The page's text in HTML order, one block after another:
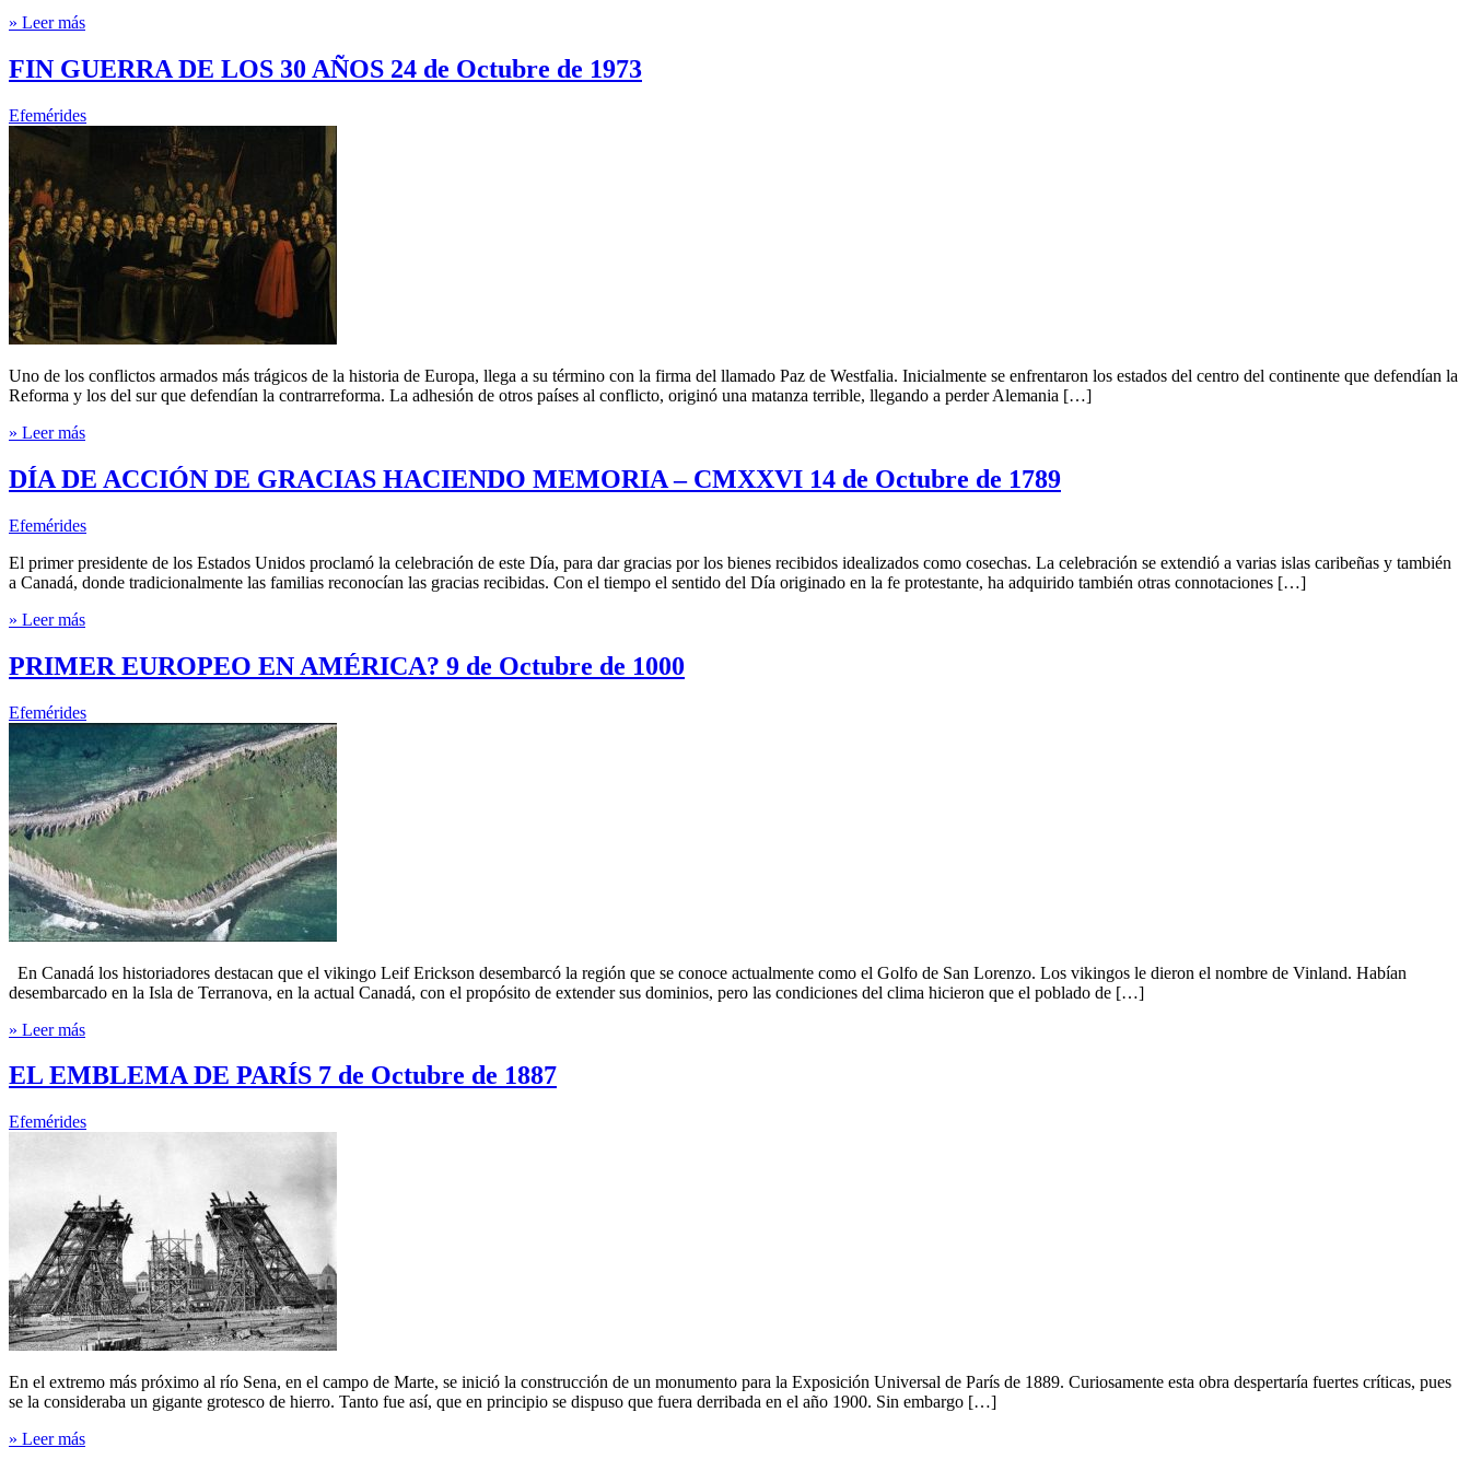
» Leer más
FIN GUERRA DE LOS 30 AÑOS 24 de Octubre de 1973
Efemérides
Uno de los conflictos armados más trágicos de la historia de Europa, llega a su término con la firma del llamado Paz de Westfalia. Inicialmente se enfrentaron los estados del centro del continente que defendían la
Reforma y los del sur que defendían la contrarreforma. La adhesión de otros países al conflicto, originó una matanza terrible, llegando a perder Alemania […]
» Leer más
DÍA DE ACCIÓN DE GRACIAS HACIENDO MEMORIA – CMXXVI 14 de Octubre de 1789
Efemérides
El primer presidente de los Estados Unidos proclamó la celebración de este Día, para dar gracias por los bienes recibidos idealizados como cosechas. La celebración se extendió a varias islas caribeñas y también
a Canadá, donde tradicionalmente las familias reconocían las gracias recibidas. Con el tiempo el sentido del Día originado en la fe protestante, ha adquirido también otras connotaciones […]
» Leer más
PRIMER EUROPEO EN AMÉRICA? 9 de Octubre de 1000
Efemérides
En Canadá los historiadores destacan que el vikingo Leif Erickson desembarcó la región que se conoce actualmente como el Golfo de San Lorenzo. Los vikingos le dieron el nombre de Vinland. Habían
desembarcado en la Isla de Terranova, en la actual Canadá, con el propósito de extender sus dominios, pero las condiciones del clima hicieron que el poblado de […]
» Leer más
EL EMBLEMA DE PARÍS 7 de Octubre de 1887
Efemérides
En el extremo más próximo al río Sena, en el campo de Marte, se inició la construcción de un monumento para la Exposición Universal de París de 1889. Curiosamente esta obra despertaría fuertes críticas, pues
se la consideraba un gigante grotesco de hierro. Tanto fue así, que en principio se dispuso que fuera derribada en el año 1900. Sin embargo […]
» Leer más